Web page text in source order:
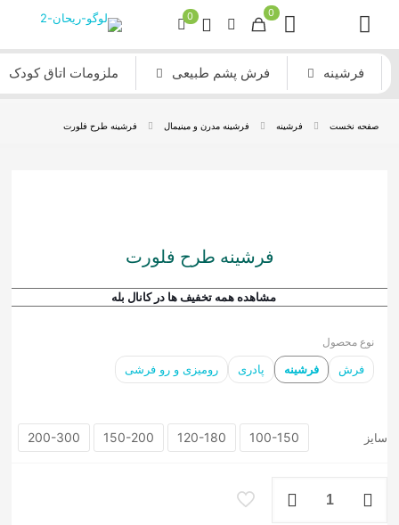
0
0
فرشینه فرش پشم طبیعی ملزومات اتاق کودک
صفحه نخست فرشینه فرشینه مدرن و مینیمال فرشینه طرح فلورت
فرشینه طرح فلورت
مشاهده همه تخفیف ها در کانال بله
نوع محصول
فرش فرشینه پادری رومیزی و رو فرشی
سایز 100-150
120-180
150-200
200-300